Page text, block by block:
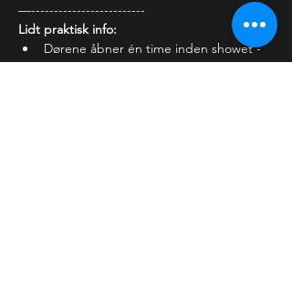
—-------------------------
Lidt praktisk info:
Dørene åbner én time inden showet -
kom og lad din stand-up…